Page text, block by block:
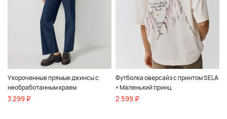
Укороченные прямые джинсы с
необработанным краем
3 299 ₽
Футболка оверсайз с принтом SELA
× Маленький принц
2 599 ₽